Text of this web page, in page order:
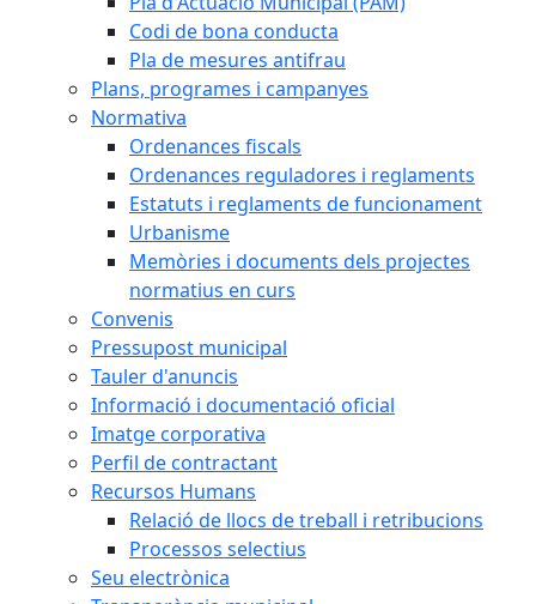
Codi de bona conducta
Pla de mesures antifrau
Plans, programes i campanyes
Normativa
Ordenances fiscals
Ordenances reguladores i reglaments
Estatuts i reglaments de funcionament
Urbanisme
Memòries i documents dels projectes
normatius en curs
Convenis
Pressupost municipal
Tauler d'anuncis
Informació i documentació oficial
Imatge corporativa
Perfil de contractant
Recursos Humans
Relació de llocs de treball i retribucions
Processos selectius
Seu electrònica